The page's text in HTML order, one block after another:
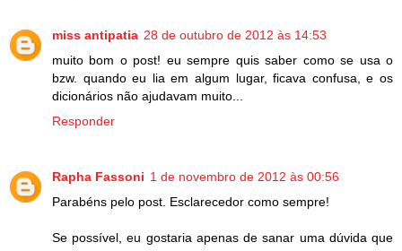
miss antipatia 28 de outubro de 2012 às 14:53
muito bom o post! eu sempre quis saber como se usa o
bzw. quando eu lia em algum lugar, ficava confusa, e os
dicionários não ajudavam muito...
Responder
Rapha Fassoni 1 de novembro de 2012 às 00:56
Parabéns pelo post. Esclarecedor como sempre!
Se possível, eu gostaria apenas de sanar uma dúvida que